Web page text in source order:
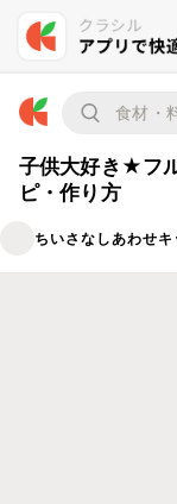
子供大好き★フ
ピ・作り方
ちいさなしあわせキ